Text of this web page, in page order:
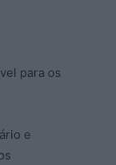
para os
e